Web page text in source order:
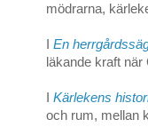
mödrarna,
En
läkande kraft
Kärlekens
och rum, mellan